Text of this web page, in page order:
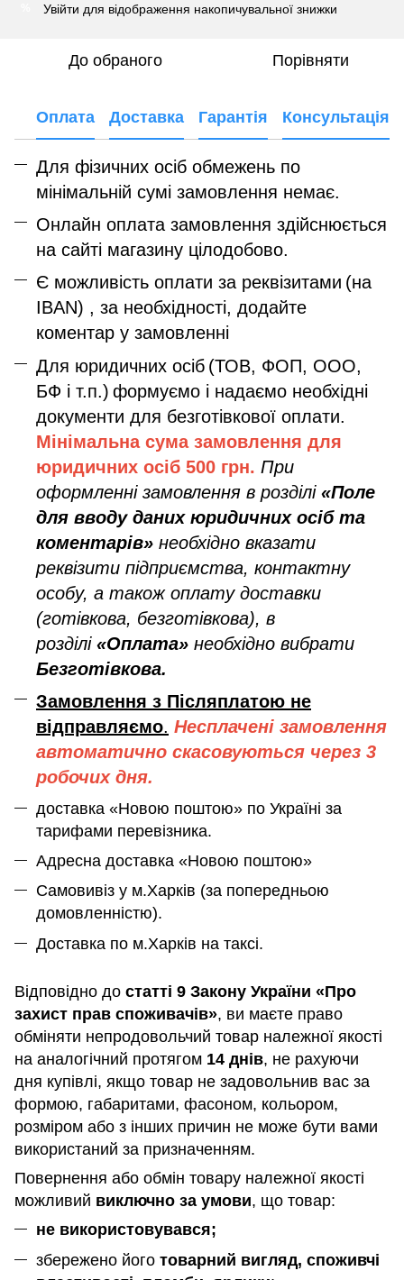
Увійти для відображення накопичувальної знижки
До обраного Порівняти
Оплата Доставка Гарантія Консультація
Для фізичних осіб обмежень по
мінімальній сумі замовлення немає.
Онлайн оплата замовлення здійснюється
на сайті магазину цілодобово.
Є можливість оплати за реквізитами (на
IBAN) , за необхідності, додайте
коментар у замовленні
Для юридичних осіб (ТОВ, ФОП, ООО,
БФ і т.п.) формуємо і надаємо необхідні
документи для безготівкової оплати.
Мінімальна сума замовлення для
юридичних осіб 500 грн. При
оформленні замовлення в розділі «Поле
для вводу даних юридичних осіб та
коментарів» необхідно вказати
реквізити підприємства, контактну
особу, а також оплату доставки
(готівкова, безготівкова), в
розділі «Оплата» необхідно вибрати
Безготівкова.
Замовлення з Післяплатою не
відправляємо. Несплачені замовлення
автоматично скасовуються через 3
робочих дня.
доставка «Новою поштою» по Україні за
тарифами перевізника.
Адресна доставка «Новою поштою»
Самовивіз у м.Харків (за попередньою
домовленністю).
Доставка по м.Харків на таксі.
Відповідно до статті 9 Закону України «Про
захист прав споживачів», ви маєте право
обміняти непродовольчий товар належної якості
на аналогічний протягом 14 днів, не рахуючи
дня купівлі, якщо товар не задовольнив вас за
формою, габаритами, фасоном, кольором,
розміром або з інших причин не може бути вами
використаний за призначенням.
Повернення або обмін товару належної якості
можливий виключно за умови, що товар:
не використовувався;
збережено його товарний вигляд, споживчі